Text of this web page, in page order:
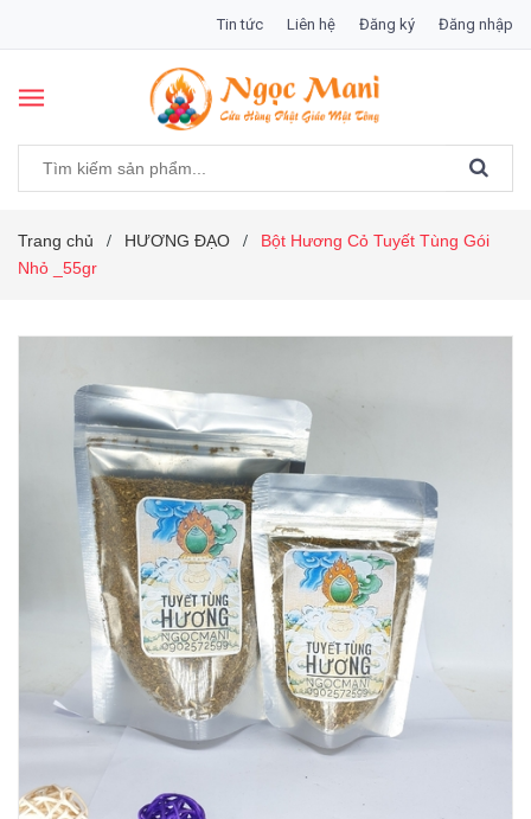
Tin tức Liên hệ Đăng ký Đăng nhập
Trang chủ / HƯƠNG ĐẠO /
Bột Hương Cỏ Tuyết Tùng Gói
Nhỏ _55gr